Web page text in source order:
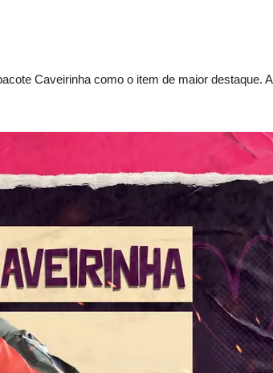
Caveirinha como o item de maior destaque.